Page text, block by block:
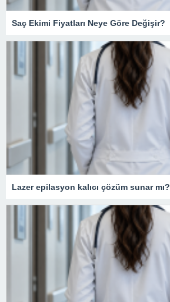
Saç Ekimi Fiyatları Neye Göre Değişir?
Lazer epilasyon kalıcı çözüm sunar mı?